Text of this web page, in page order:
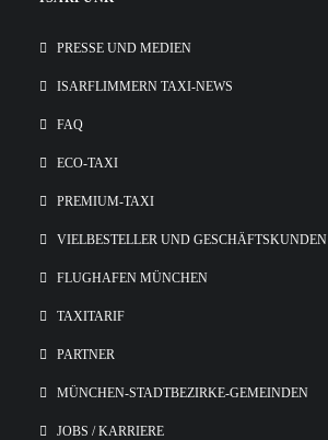
PRESSE UND MEDIEN
ISARFLIMMERN TAXI-NEWS
FAQ
ECO-TAXI
PREMIUM-TAXI
VIELBESTELLER UND GESCHÄFTSKUNDEN
FLUGHAFEN MÜNCHEN
TAXITARIF
PARTNER
MÜNCHEN-STADTBEZIRKE-GEMEINDEN
JOBS / KARRIERE